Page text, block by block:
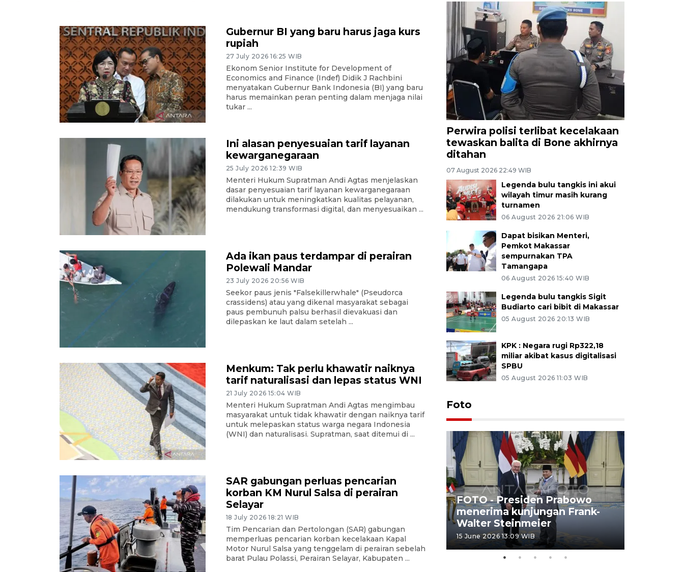
Gubernur BI yang baru harus jaga kurs
rupiah
27 July 2026 16:25 WIB
Ekonom Senior Institute for Development of
Economics and Finance (Indef) Didik J Rachbini
menyatakan Gubernur Bank Indonesia (BI) yang baru
harus memainkan peran penting dalam menjaga nilai
tukar ...
Ini alasan penyesuaian tarif layanan
kewarganegaraan
25 July 2026 12:39 WIB
Menteri Hukum Supratman Andi Agtas menjelaskan
dasar penyesuaian tarif layanan kewarganegaraan
dilakukan untuk meningkatkan kualitas pelayanan,
mendukung transformasi digital, dan menyesuaikan ...
Ada ikan paus terdampar di perairan
Polewali Mandar
23 July 2026 20:56 WIB
Seekor paus jenis "Falsekillerwhale" (Pseudorca
crassidens) atau yang dikenal masyarakat sebagai
paus pembunuh palsu berhasil dievakuasi dan
dilepaskan ke laut dalam setelah ...
Menkum: Tak perlu khawatir naiknya
tarif naturalisasi dan lepas status WNI
21 July 2026 15:04 WIB
Menteri Hukum Supratman Andi Agtas mengimbau
masyarakat untuk tidak khawatir dengan naiknya tarif
untuk melepaskan status warga negara Indonesia
(WNI) dan naturalisasi. Supratman, saat ditemui di ...
SAR gabungan perluas pencarian
korban KM Nurul Salsa di perairan
Selayar
18 July 2026 18:21 WIB
Tim Pencarian dan Pertolongan (SAR) gabungan
memperluas pencarian korban kecelakaan Kapal
Motor Nurul Salsa yang tenggelam di perairan sebelah
barat Pulau Polassi, Perairan Selayar, Kabupaten ...
Perwira polisi terlibat kecelakaan
tewaskan balita di Bone akhirnya
ditahan
07 August 2026 22:49 WIB
Legenda bulu tangkis ini akui
wilayah timur masih kurang
turnamen
06 August 2026 21:06 WIB
Dapat bisikan Menteri,
Pemkot Makassar
sempurnakan TPA
Tamangapa
06 August 2026 15:40 WIB
Legenda bulu tangkis Sigit
Budiarto cari bibit di Makassar
05 August 2026 20:13 WIB
KPK : Negara rugi Rp322,18
miliar akibat kasus digitalisasi
SPBU
05 August 2026 11:03 WIB
Foto
FOTO - Kirab memperingati
Yogyakarta
02 April 2026 12:51 WIB
FOTO - Presiden Prabowo
menerima kunjungan Frank-
Walter Steinmeier
15 June 2026 13:09 WIB